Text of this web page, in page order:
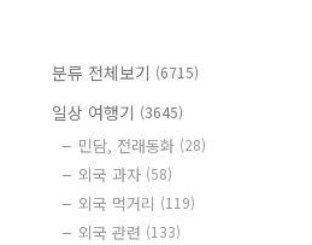
분류 전체보기 (6715)
일상 여행기 (3645)
민담, 전래동화 (28)
외국 과자 (58)
외국 먹거리 (119)
외국 관련 (133)